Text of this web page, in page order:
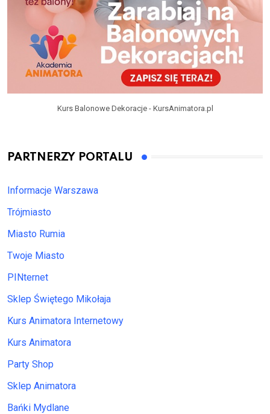
Kurs Balonowe Dekoracje - KursAnimatora.pl
PARTNERZY PORTALU
Informacje Warszawa
Trójmiasto
Miasto Rumia
Twoje Miasto
PINternet
Sklep Świętego Mikołaja
Kurs Animatora Internetowy
Kurs Animatora
Party Shop
Sklep Animatora
Bańki Mydlane